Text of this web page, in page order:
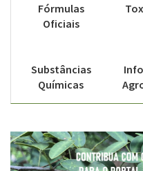
Fórmulas
Oficiais
Substâncias
Químicas